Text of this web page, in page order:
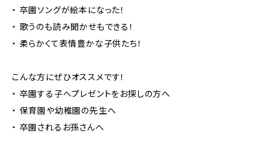
・ 卒園ソングが絵本になった！
・ 歌うのも読み聞かせもできる！
・ 柔らかくて表情豊かな子供たち！
こんな方にぜひオススメです！
・ 卒園する子へプレゼントをお探しの方へ
・ 保育園や幼稚園の先生へ
・ 卒園されるお孫さんへ